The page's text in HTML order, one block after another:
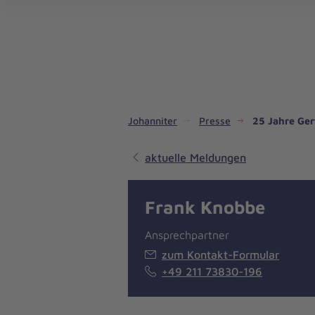
Johanniter Presse 25 Jahre
aktuelle Meldungen
Frank Knobbe
Ansprechpartner
zum Kontakt-Formular
+49 211 73830-196